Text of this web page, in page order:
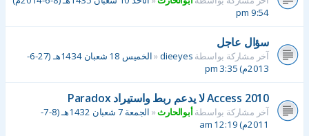
9:54 pm
سؤال عاجل
آخر مشاركة بواسطة dieeyes
«
الخميس 18 شعبان 1434هـ (27-6-
2013م) 3:35 pm
Access 2010 لا يدعم ربط واستيراد Paradox
آخر مشاركة بواسطةأبوالحارث«
الجمعة 7 شعبان 1432هـ (8-7-
2011م) 12:19 am